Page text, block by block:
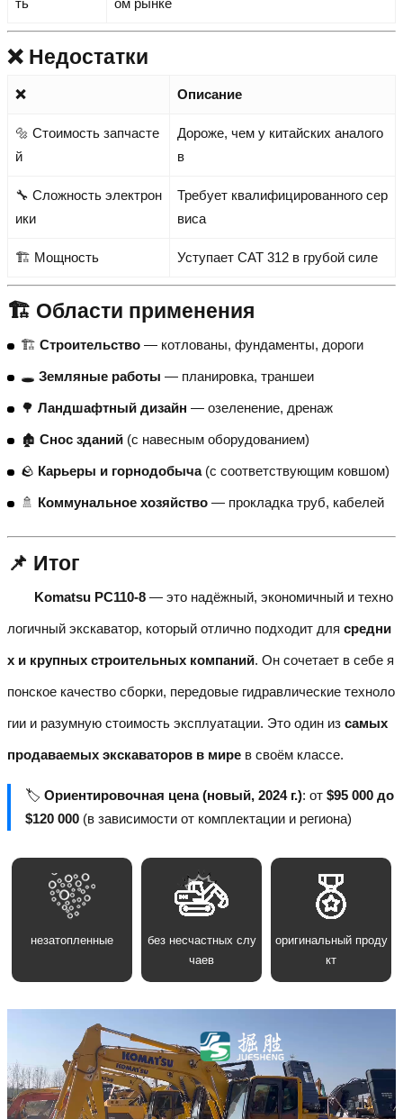
ть ом рынке
❌ Недостатки
❌ Описание
🔩 Стоимость запчасте
й
Дороже, чем у китайских аналого
в
🔧 Сложность электрон
ики
Требует квалифицированного сер
виса
🏗 Мощность Уступает CAT 312 в грубой силе
🏗 Области применения
🏗 Строительство — котлованы, фундаменты, дороги
🕳 Земляные работы — планировка, траншеи
🌳 Ландшафтный дизайн — озеленение, дренаж
🏚 Снос зданий (с навесным оборудованием)
🪨 Карьеры и горнодобыча(с соответствующим ковшом)
🚿 Коммунальное хозяйство — прокладка труб, кабелей
📌 Итог
Komatsu PC110-8 — это надёжный, экономичный и техно
логичный экскаватор, который отлично подходит для средни
х и крупных строительных компаний. Он сочетает в себе я
понское качество сборки, передовые гидравлические техноло
гии и разумную стоимость эксплуатации. Это один из самых
продаваемых экскаваторов в мире в своём классе.
🏷 Ориентировочная цена (новый, 2024 г.): от $95 000 до
$120 000 (в зависимости от комплектации и региона)
незатопленные
без несчастных слу
чаев
оригинальный проду
кт